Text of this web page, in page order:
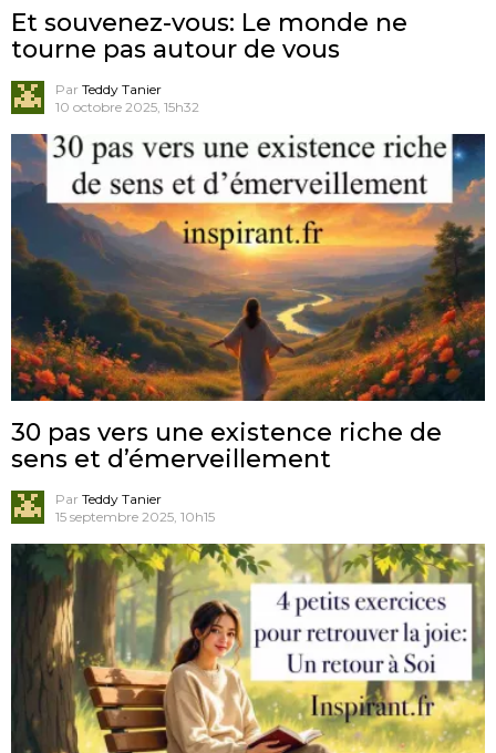
Et souvenez-vous: Le monde ne
tourne pas autour de vous
Par Teddy Tanier
10 octobre 2025, 15h32
30 pas vers une existence riche de
sens et d’émerveillement
Par Teddy Tanier
15 septembre 2025, 10h15